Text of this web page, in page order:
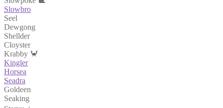
Slowbro
Seel
Dewgong
Shellder
Cloyster
Krabby 🦀
Kingler
Horsea
Seadra
Goldeen
Seaking